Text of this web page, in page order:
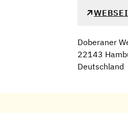
Doberaner
22143
Deutschland